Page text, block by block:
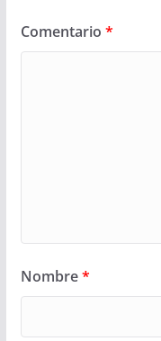
Comentario *
Nombre*